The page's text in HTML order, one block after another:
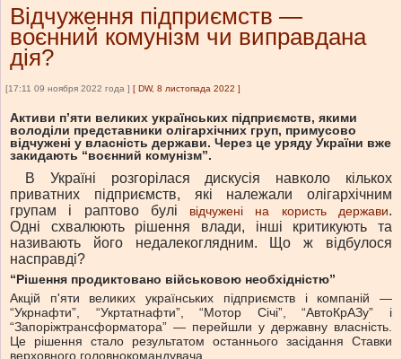
Відчуження підприємств —
воєнний комунізм чи виправдана
дія?
[17:11 09 ноября 2022 года ] [ DW, 8 листопада 2022 ]
Активи п’яти великих українських підприємств, якими
володіли представники олігархічних груп, примусово
відчужені у власність держави. Через це уряду України вже
закидають “воєнний комунізм”.
В Україні розгорілася дискусія навколо кількох
приватних підприємств, які належали олігархічним
групам і раптово булі відчужені на користь держави.
Одні схвалюють рішення влади, інші критикують та
називають його недалекоглядним. Що ж відбулося
насправді?
“Рішення продиктовано військовою необхідністю”
Акцій п'яти великих українських підприємств і компаній —
“Укрнафти”, “Укртатнафти”, “Мотор Січі”, “АвтоКрАЗу” і
“Запоріжтрансформатора” — перейшли у державну власність.
Це рішення стало результатом останнього засідання Ставки
верховного головнокомандувача.